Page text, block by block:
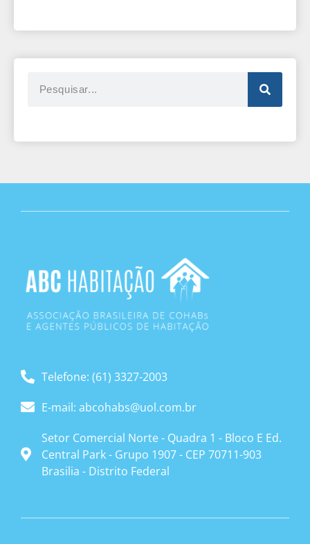
Telefone: (61) 3327-2003
E-mail: abcohabs@uol.com.br
Setor Comercial Norte - Quadra 1 - Bloco E Ed.
Central Park - Grupo 1907 - CEP 70711-903
Brasilia - Distrito Federal